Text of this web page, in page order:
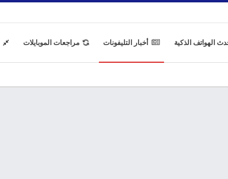
الهواتف الذكية أخبار التليفونات مراجعات الموبايلات